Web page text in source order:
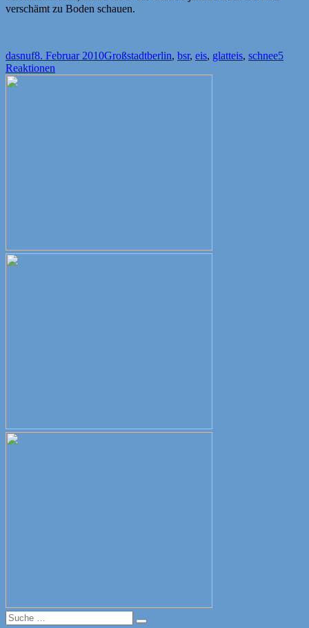
verschämt zu Boden schauen.
Autor
dasnufVeröffentlicht
am
8. Februar 2010Kategorien
GroßstadtSchlagwörter
berlin, bsr, eis, glatteis, schnee5
Reaktionen
Suche
Suche